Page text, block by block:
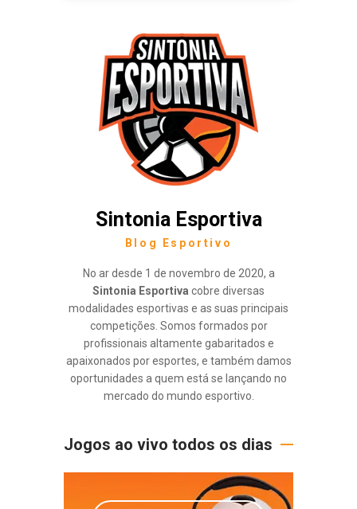
Sintonia Esportiva
Blog Esportivo
No ar desde 1 de novembro de 2020, a
Sintonia Esportiva cobre diversas
modalidades esportivas e as suas principais
competições. Somos formados por
profissionais altamente gabaritados e
apaixonados por esportes, e também damos
oportunidades a quem está se lançando no
mercado do mundo esportivo.
Jogos ao vivo todos os dias